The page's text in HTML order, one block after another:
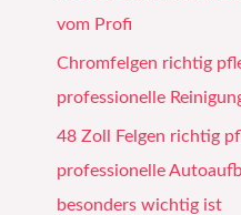
vom Profi
Chromfelgen richtig
professionelle
48 Zoll Felgen richtig
professionelle
besonders wichtig ist